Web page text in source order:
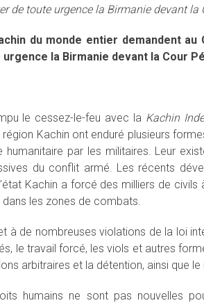
de toute urgence la Birmanie devant la
du monde entier demandent
la Birmanie devant la Cour
le cessez-le-feu avec la Kachin
Kachin ont enduré plusieurs
humanitaire par les militaires. Leur
du conflit armé. Les récents
Kachin a forcé des milliers de
les zones de combats.
à de nombreuses violations de la loi
le travail forcé, les viols et autres
arbitraires et la détention, ainsi que le
humains ne sont pas nouvelles